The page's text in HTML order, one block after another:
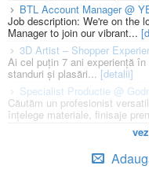
BTL Account Manager @
Job description: We're on the
Manager to join our vibrant...
3D Artist – Shopper
Ai cel puțin 7 ani experiență
standuri și plasări...[detalii]
Specialist Productie @
Căutăm un profesionist
înțelege materiale, finisaje